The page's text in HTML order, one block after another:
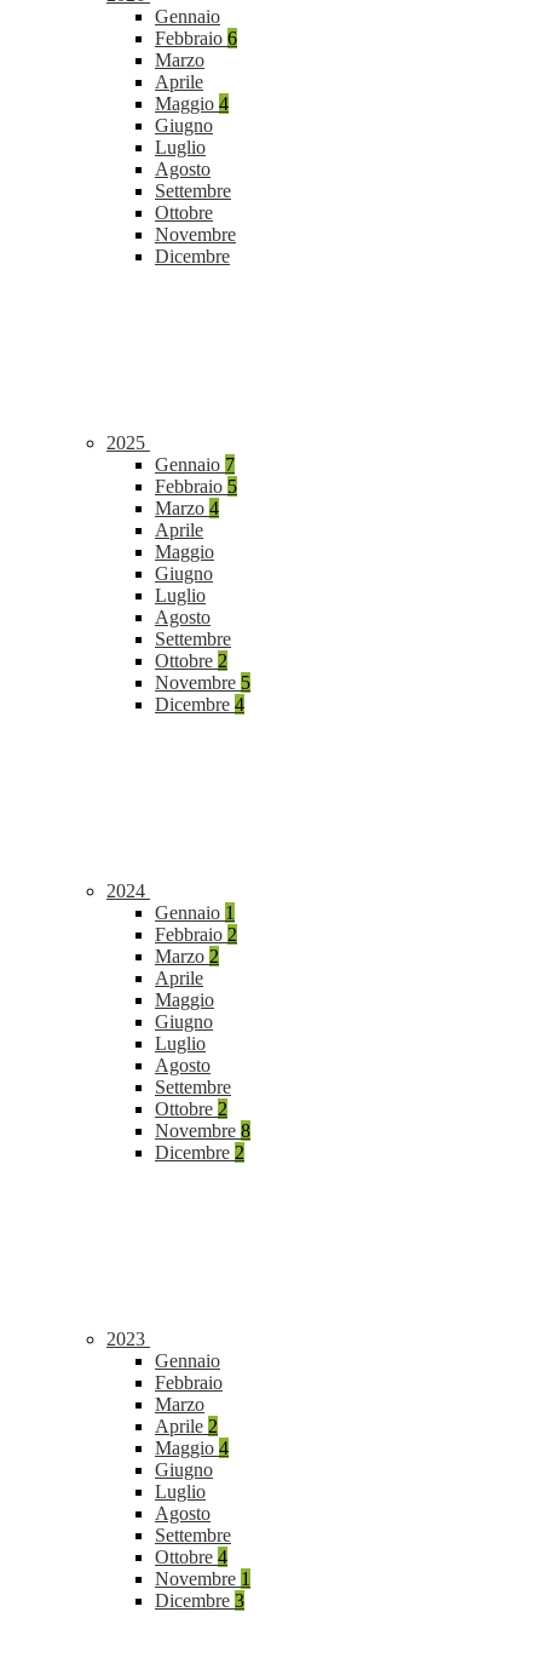
Gennaio
Febbraio 6
Marzo
Aprile
Maggio 4
Giugno
Luglio
Agosto
Settembre
Ottobre
Novembre
Dicembre
2025
Gennaio 7
Febbraio 5
Marzo 4
Aprile
Maggio
Giugno
Luglio
Agosto
Settembre
Ottobre 2
Novembre 5
Dicembre 4
2024
Gennaio 1
Febbraio 2
Marzo 2
Aprile
Maggio
Giugno
Luglio
Agosto
Settembre
Ottobre 2
Novembre 8
Dicembre 2
2023
Gennaio
Febbraio
Marzo
Aprile 2
Maggio 4
Giugno
Luglio
Agosto
Settembre
Ottobre 4
Novembre 1
Dicembre 3